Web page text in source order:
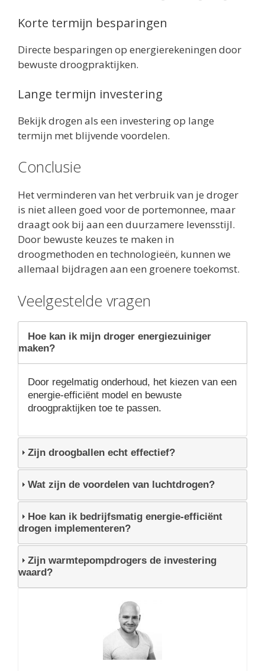
Korte termijn besparingen
Directe besparingen op energierekeningen door
bewuste droogpraktijken.
Lange termijn investering
Bekijk drogen als een investering op lange
termijn met blijvende voordelen.
Conclusie
Het verminderen van het verbruik van je droger
is niet alleen goed voor de portemonnee, maar
draagt ook bij aan een duurzamere levensstijl.
Door bewuste keuzes te maken in
droogmethoden en technologieën, kunnen we
allemaal bijdragen aan een groenere toekomst.
Veelgestelde vragen
Hoe kan ik mijn droger energiezuiniger
maken?
Door regelmatig onderhoud, het kiezen van een
energie-efficiënt model en bewuste
droogpraktijken toe te passen.
Zijn droogballen echt effectief?
Wat zijn de voordelen van luchtdrogen?
Hoe kan ik bedrijfsmatig energie-efficiënt
drogen implementeren?
Zijn warmtepompdrogers de investering
waard?